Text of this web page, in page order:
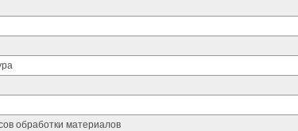
обработки материалов